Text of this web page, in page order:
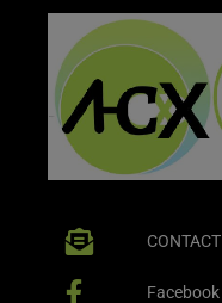
CONTACT
Facebook